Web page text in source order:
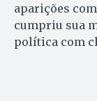
aparições
cumpriu sua
política com